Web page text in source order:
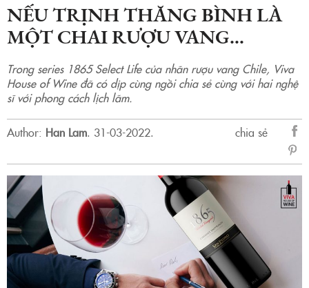
NẾU TRỊNH THĂNG BÌNH LÀ
MỘT CHAI RƯỢU VANG…
Trong series 1865 Select Life của nhãn rượu vang Chile, Viva
House of Wine đã có dịp cùng ngồi chia sẻ cùng với hai nghệ
sĩ với phong cách lịch lãm.
Author: Han Lam. 31-03-2022.
chia sẻ
sẻ